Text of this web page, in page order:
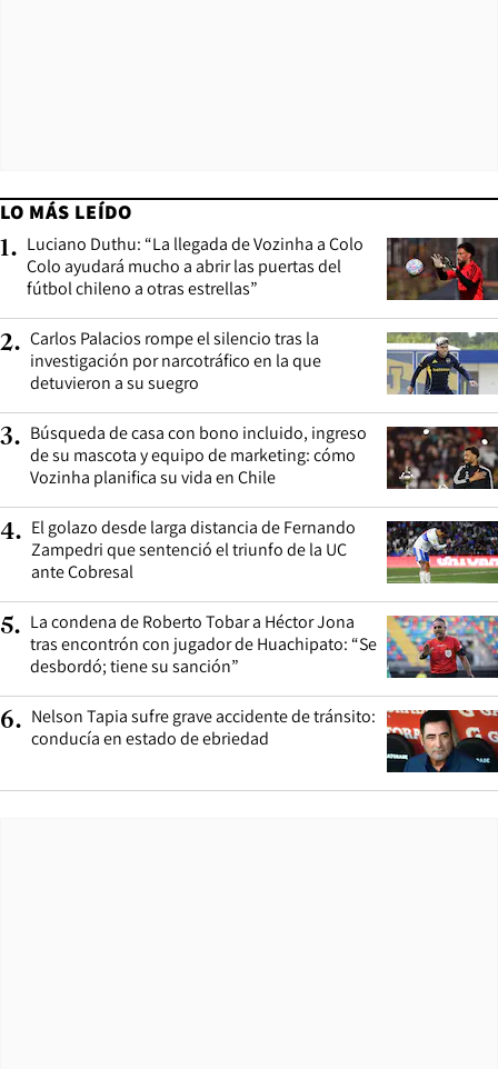
LO MÁS LEÍDO
1. Luciano Duthu: “La llegada de Vozinha a Colo
Colo ayudará mucho a abrir las puertas del
fútbol chileno a otras estrellas”
2. Carlos Palacios rompe el silencio tras la
investigación por narcotráfico en la que
detuvieron a su suegro
3. Búsqueda de casa con bono incluido, ingreso
de su mascota y equipo de marketing: cómo
Vozinha planifica su vida en Chile
4. El golazo desde larga distancia de Fernando
Zampedri que sentenció el triunfo de la UC
ante Cobresal
5. La condena de Roberto Tobar a Héctor Jona
tras encontrón con jugador de Huachipato: “Se
desbordó; tiene su sanción”
6. Nelson Tapia sufre grave accidente de tránsito:
conducía en estado de ebriedad